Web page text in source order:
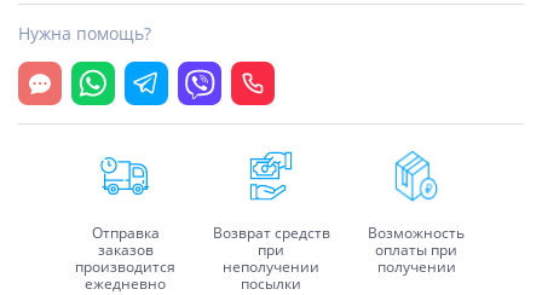
Нужна помощь?
Открыть чат
WhatsappTelegramViber Позвонить
Отправка
заказов
производится
ежедневно
Возврат средств
при
неполучении
посылки
Возможность
оплаты при
получении